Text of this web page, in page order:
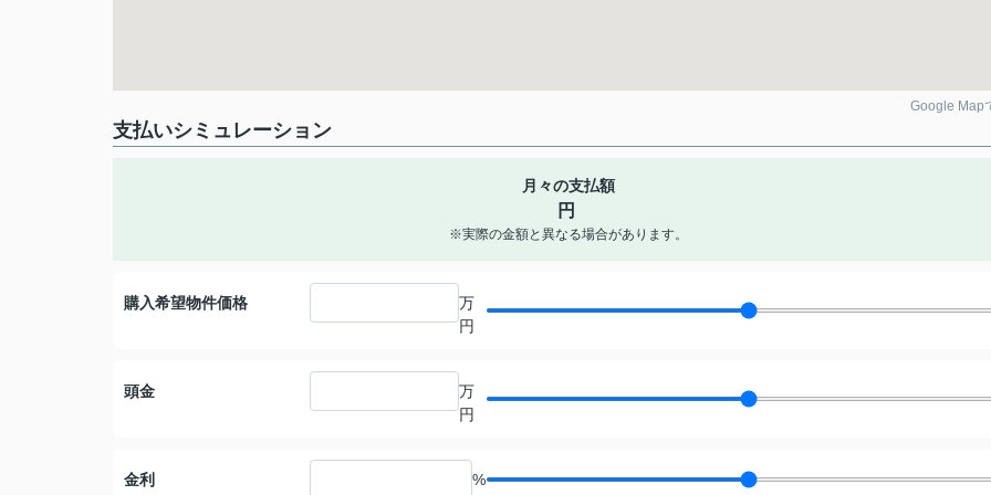
Google Map
支払いシミュレーション
月々の支払額
円
※実際の金額と異なる場合があります。
購入希望物件価格
万
円
頭金
万
円
金利 %